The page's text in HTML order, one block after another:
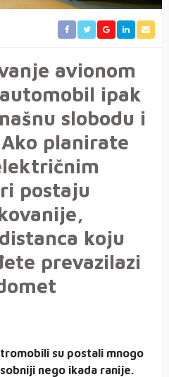
avionom
ipak
slobodu i
planirate
postaju
koju
prevazilazi
su postali mnogo
nego ikada ranije.